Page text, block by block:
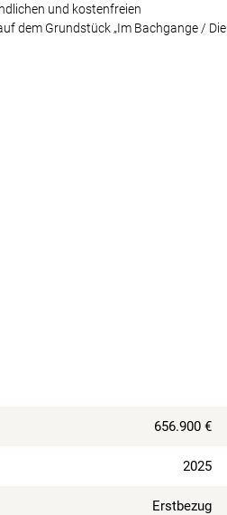
und kostenfreien
dem Grundstück „Im Bachgange / Die
656.900 €
2025
Erstbezug